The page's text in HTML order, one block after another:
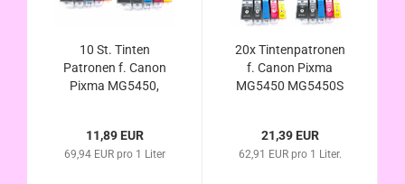
10 St. Tinten
Patronen f. Canon
Pixma MG5450,
kompatibel zu PGI-
550XL / CLI-551XL
11,89 EUR
69,94 EUR pro 1 Liter
20x Tintenpatronen
f. Canon Pixma
MG5450 MG5450S
zu PGI-550XL / CLI-
551XL mit Chip u.
21,39 EUR
62,91 EUR pro 1 Liter.